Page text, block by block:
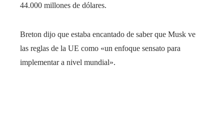
44.000 millones de dólares.
Breton dijo que estaba encantado de saber que Musk ve
las reglas de la UE como «un enfoque sensato para
implementar a nivel mundial».